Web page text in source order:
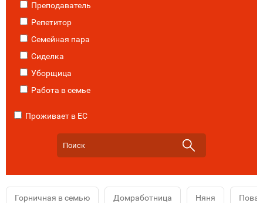
Преподаватель
Репетитор
Семейная пара
Сиделка
Уборщица
Работа в семье
Проживает в ЕС
Горничная в семью Домработница Няня